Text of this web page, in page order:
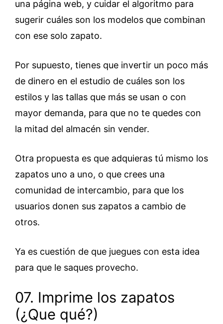
una página web, y cuidar el algoritmo para
sugerir cuáles son los modelos que combinan
con ese solo zapato.
Por supuesto, tienes que invertir un poco más
de dinero en el estudio de cuáles son los
estilos y las tallas que más se usan o con
mayor demanda, para que no te quedes con
la mitad del almacén sin vender.
Otra propuesta es que adquieras tú mismo los
zapatos uno a uno, o que crees una
comunidad de intercambio, para que los
usuarios donen sus zapatos a cambio de
otros.
Ya es cuestión de que juegues con esta idea
para que le saques provecho.
07. Imprime los zapatos
(¿Que qué?)